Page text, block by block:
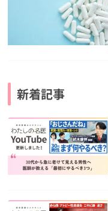
新着記事